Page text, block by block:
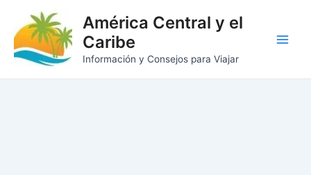
contenido
América Central y el
Caribe
Información y Consejos para Viajar